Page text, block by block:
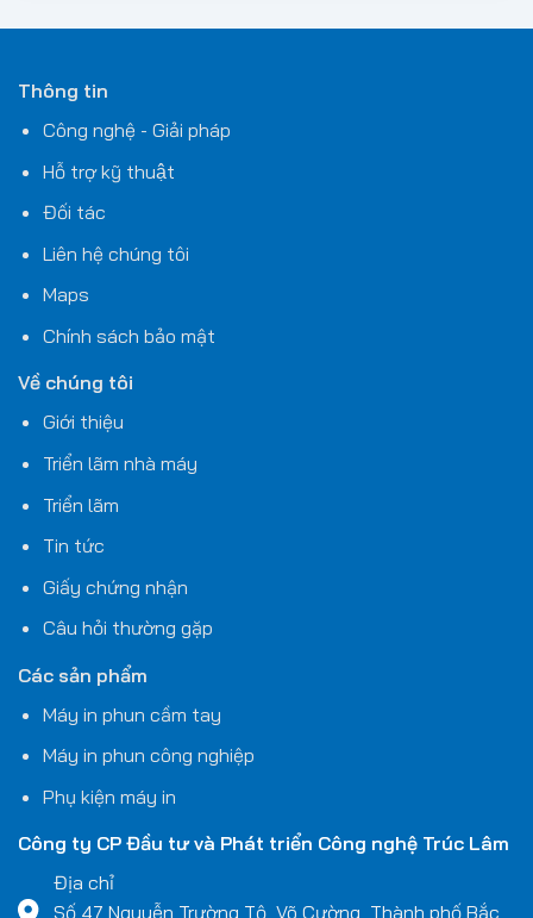
với những thương hiệu nổi tiếng như Bentsai, Handjet,
hàng giả khi mua online
Thông tin
Công nghệ - Giải pháp
Hỗ trợ kỹ thuật
Đối tác
Liên hệ chúng tôi
Maps
Chính sách bảo mật
Về chúng tôi
Giới thiệu
Triển lãm nhà máy
Triển lãm
Tin tức
Giấy chứng nhận
Câu hỏi thường gặp
Các sản phẩm
Máy in phun cầm tay
Máy in phun công nghiệp
Phụ kiện máy in
Công ty CP Đầu tư và Phát triển Công nghệ Trúc Lâm
Địa chỉ
Số 47 Nguyễn Trường Tộ, Võ Cường, Thành phố Bắc